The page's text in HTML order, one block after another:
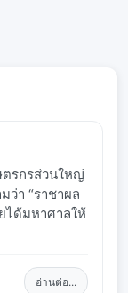
รกรส่วนใหญ่
ว่า “ราชาผล
ได้มหาศาลให้
อ่านต่อ...